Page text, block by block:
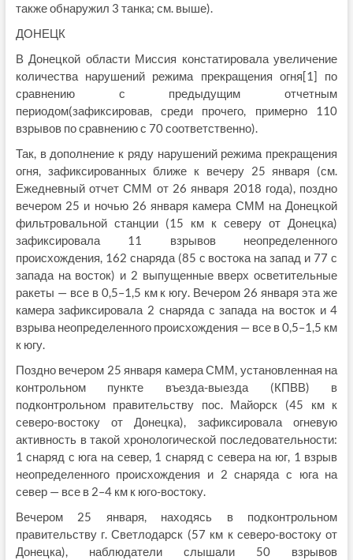
также обнаружил 3 танка; см. выше).
ДОНЕЦК
В Донецкой области Миссия констатировала увеличение
количества нарушений режима прекращения огня[1] по
сравнению с предыдущим отчетным
периодом(зафиксировав, среди прочего, примерно 110
взрывов по сравнению с 70 соответственно).
Так, в дополнение к ряду нарушений режима прекращения
огня, зафиксированных ближе к вечеру 25 января (см.
Ежедневный отчет СММ от 26 января 2018 года), поздно
вечером 25 и ночью 26 января камера СММ на Донецкой
фильтровальной станции (15 км к северу от Донецка)
зафиксировала 11 взрывов неопределенного
происхождения, 162 снаряда (85 с востока на запад и 77 с
запада на восток) и 2 выпущенные вверх осветительные
ракеты — все в 0,5–1,5 км к югу. Вечером 26 января эта же
камера зафиксировала 2 снаряда с запада на восток и 4
взрыва неопределенного происхождения — все в 0,5–1,5 км
к югу.
Поздно вечером 25 января камера СММ, установленная на
контрольном пункте въезда-выезда (КПВВ) в
подконтрольном правительству пос. Майорск (45 км к
северо-востоку от Донецка), зафиксировала огневую
активность в такой хронологической последовательности:
1 снаряд с юга на север, 1 снаряд с севера на юг, 1 взрыв
неопределенного происхождения и 2 снаряда с юга на
север — все в 2–4 км к юго-востоку.
Вечером 25 января, находясь в подконтрольном
правительству г. Светлодарск (57 км к северо-востоку от
Донецка), наблюдатели слышали 50 взрывов